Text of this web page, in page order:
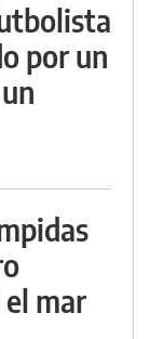
por un
mar